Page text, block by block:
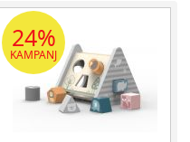
24%
KAMPANJ